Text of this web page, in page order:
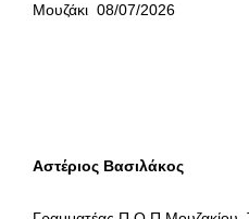
Μουζάκι 08/07/2026
Αστέριος Βασιλάκος